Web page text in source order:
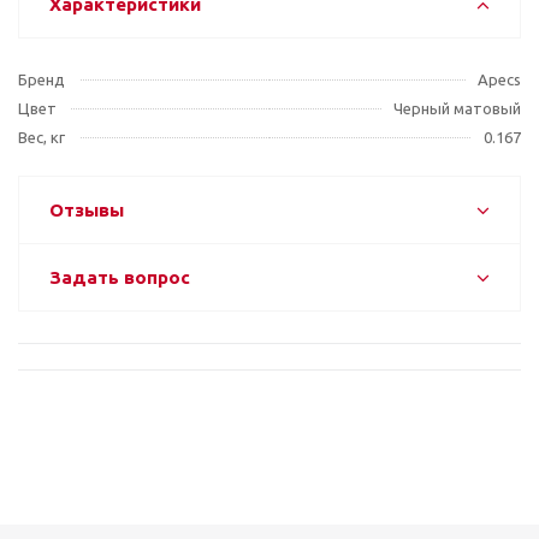
Характеристики
Бренд
Apecs
Цвет
Черный матовый
Вес, кг
0.167
Отзывы
Задать вопрос